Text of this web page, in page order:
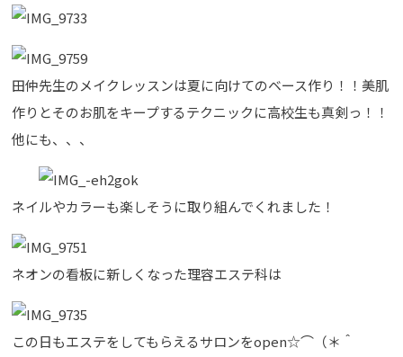
田仲先生のメイクレッスンは夏に向けてのベース作り！！美肌
作りとそのお肌をキープするテクニックに高校生も真剣っ！！
他にも、、、
ネイルやカラーも楽しそうに取り組んでくれました！
ネオンの看板に新しくなった理容エステ科は
この日もエステをしてもらえるサロンをopen☆⌒（＊＾